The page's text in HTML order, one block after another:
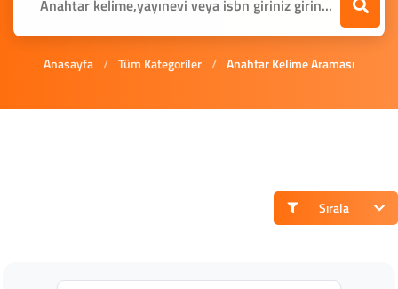
Anasayfa / Tüm Kategoriler / Anahtar Kelime Araması
Sırala